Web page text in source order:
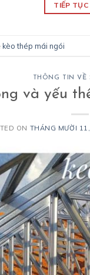
TIẾP TỤC
kèo thép mái ngói
THÔNG TIN VỀ
và yếu
ON THÁNG MƯỜI